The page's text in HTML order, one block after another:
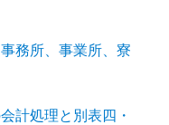
務所、事業所、寮
計処理と別表四・